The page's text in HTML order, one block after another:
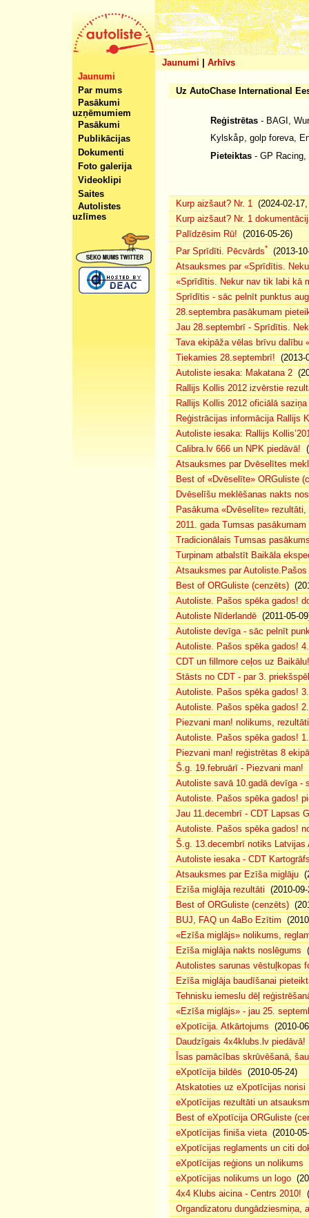
Jaunumi
Arhīvs
Jaunumi
Par mums
Pasākumi
uzņēmumiem
Pasākumi
Publikācijas
Dokumenti
Foto galerija
Videoklipi
Saites
Autolistes
uzlīmes
Uz AutoChase International
Reģistrētas - BAGI,
Kylskåp, golp foreva,
Pieteiktas - GP Racing,
Kurp aizšaut? Nr. 1 (2024-02-
Kurp aizšaut? Nr. 1
Palīdzēsim Rū! (2016-05-26)
Par Sprīdīti. Pēcvārds*
(2013-
Atsauksmes par «Sprīdītis.
«Sprīdītis. Nekur nav tik labi kā
Sprīdītis - sāc pelnīt punktus
28.septembra pasākumam
Jau 28.septembrī - Sprīdītis.
Tava ekipāža vēlas brīvu dalību
Tiekamies 28.septembrī! (2013-
Autoliste iesaka: Makatana 2
Rallijs Kollis 2012 izvērstie
Rallijs Kollis 2012 oficiālā saziņa
Reģistrācijas informācija Rallijs
Autoliste iesaka: Rallijs
Calibra.lv 666 un NPK piedāvā!
Atsauksmes par Dvēselītes
Best of «Dvēselīte» ORGuliste
Dvēselīšu meklēšanas nakts
Pasākuma «Dvēselīte»
2011. gada Tumsas
Tradicionālais Tumsas
Turpinam atbalstīt Baikāla
Atsauksmes par
Best of ORGuliste (cenzēts)
Autoliste. Pašos spēka gados!
Autoliste Nīderlandē (2011-05-
Autoliste devīga - sāc pelnīt
Autoliste. Pašos spēka gados!
CDT un fillmore ceļos uz Baikālu!
Stāsts no CDT - par 3.
Autoliste. Pašos spēka gados!
Autoliste. Pašos spēka gados!
Piezvani man! nolikums,
Autoliste. Pašos spēka gados!
Piezvani man! reģistrētas 8
Š.g. 19.februārī - Piezvani man!
Autoliste savā 10.gadā devīga -
Autoliste. Pašos spēka gados!
Jau 11.decembrī - CDT Lapsas
Autoliste. Pašos spēka gados!
Š.g. 13.decembrī notiks Latvijas
Autoliste iesaka - CDT
Atsauksmes par Ezīša miglāju
Ezīša miglāja rezultāti (2010-
Best of ORGuliste (cenzēts)
BUJ, FAQ un 4aBo Ezītim
«Ezīša miglājs» nolikums,
Ezīša miglāja nakts noslēgums
Autolistes sarunas vēstuļkopas
Ezīša miglāja baudīšanai
Tehnisku iemeslu dēļ
«Ezīša miglājs» - jau 25.
eXpotīcija. Atkārtojums (2010-
Daudzīgais 4x4klubs.lv piedāvā!
Īsas pamācības skrūvēšanā,
eXpotīcija bildēs (2010-05-24)
Atskatoties uz eXpotīcijas norisi
eXpotīcijas rezultāti un
Best of eXpotīcija ORGuliste
eXpotīcijas finiša vieta(2010-
eXpotīcijas reglaments un citi
eXpotīcijas reģions un nolikums
eXpotīcijas nolikums un logo
4x4 Klubs aicina - Centrs 2010!
Organdizatoru dungādziesmiņa,